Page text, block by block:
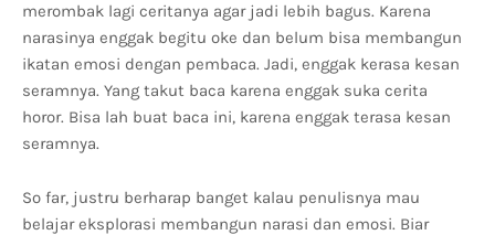
merombak lagi ceritanya agar jadi lebih bagus. Karena
narasinya enggak begitu oke dan belum bisa membangun
ikatan emosi dengan pembaca. Jadi, enggak kerasa kesan
seramnya. Yang takut baca karena enggak suka cerita
horor. Bisa lah buat baca ini, karena enggak terasa kesan
seramnya.
So far, justru berharap banget kalau penulisnya mau
belajar eksplorasi membangun narasi dan emosi. Biar